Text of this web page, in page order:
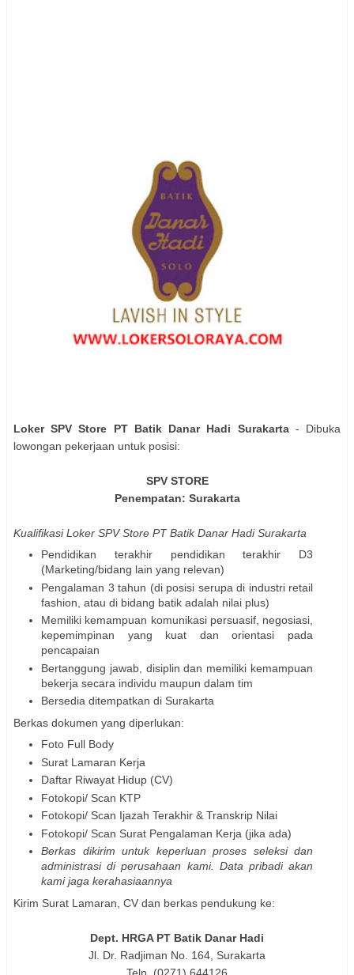
Loker SPV Store PT Batik Danar Hadi Surakarta- Dibuka
lowongan pekerjaan untuk posisi:
SPV STORE
Penempatan: Surakarta
Kualifikasi Loker SPV Store PT Batik Danar Hadi Surakarta
Pendidikan terakhir pendidikan terakhir D3
(Marketing/bidang lain yang relevan)
Pengalaman 3 tahun (di posisi serupa di industri retail
fashion, atau di bidang batik adalah nilai plus)
Memiliki kemampuan komunikasi persuasif, negosiasi,
kepemimpinan yang kuat dan orientasi pada
pencapaian
Bertanggung jawab, disiplin dan memiliki kemampuan
bekerja secara individu maupun dalam tim
Bersedia ditempatkan di Surakarta
Berkas dokumen yang diperlukan:
Foto Full Body
Surat Lamaran Kerja
Daftar Riwayat Hidup (CV)
Fotokopi/ Scan KTP
Fotokopi/ Scan Ijazah Terakhir & Transkrip Nilai
Fotokopi/ Scan Surat Pengalaman Kerja (jika ada)
Berkas dikirim untuk keperluan proses seleksi dan
administrasi di perusahaan kami. Data pribadi akan
kami jaga kerahasiaannya
Kirim Surat Lamaran, CV dan berkas pendukung ke:
Dept. HRGA PT Batik Danar Hadi
Jl. Dr. Radjiman No. 164, Surakarta